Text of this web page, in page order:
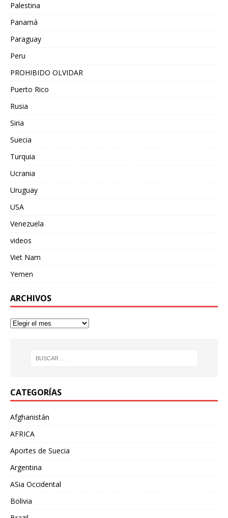
Palestina
Panamá
Paraguay
Peru
PROHIBIDO OLVIDAR
Puerto Rico
Rusia
Siria
Suecia
Turquia
Ucrania
Uruguay
USA
Venezuela
videos
Viet Nam
Yemen
ARCHIVOS
CATEGORÍAS
Afghanistán
AFRICA
Aportes de Suecia
Argentina
ASia Occidental
Bolivia